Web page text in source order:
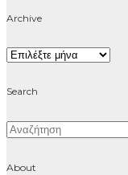
Archive
Archive
Search
About